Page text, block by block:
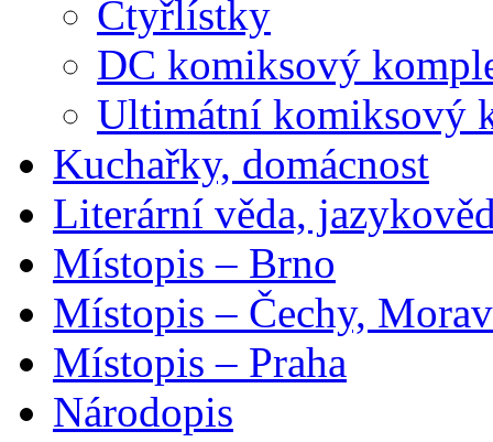
Čtyřlístky
DC komiksový
Ultimátní komiksový
Kuchařky, domácnost
Literární věda,
Místopis – Brno
Místopis – Čechy,
Místopis – Praha
Národopis